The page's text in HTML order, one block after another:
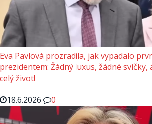
Eva Pavlová prozradila, jak vypadalo
prezidentem: Žádný luxus, žádné svíčky,
celý život!
18.6.2026
0